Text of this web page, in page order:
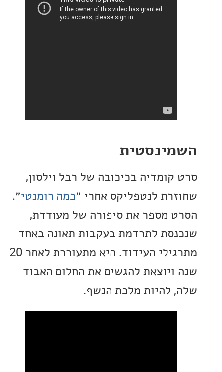
בכיכובה של רבל וילסון,
לנטפליקס אחרי ״כמה רומנטי״.
מספר את סיפורה של מעודדת,
לתרדמת בעקבות תאונה באחד
מתרגילי העידוד. היא מתעוררת לאחר 20
להגשים את החלום האבוד
להיות מלכת הנשף.